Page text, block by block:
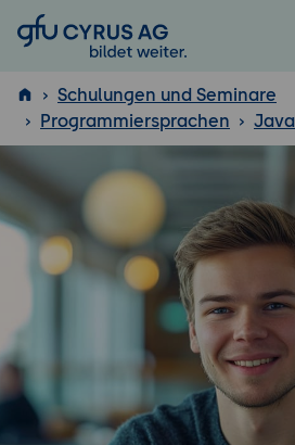
GFU Cyrus AG
ISTQB
Schulungen und Seminare
Programmiersprachen
Java